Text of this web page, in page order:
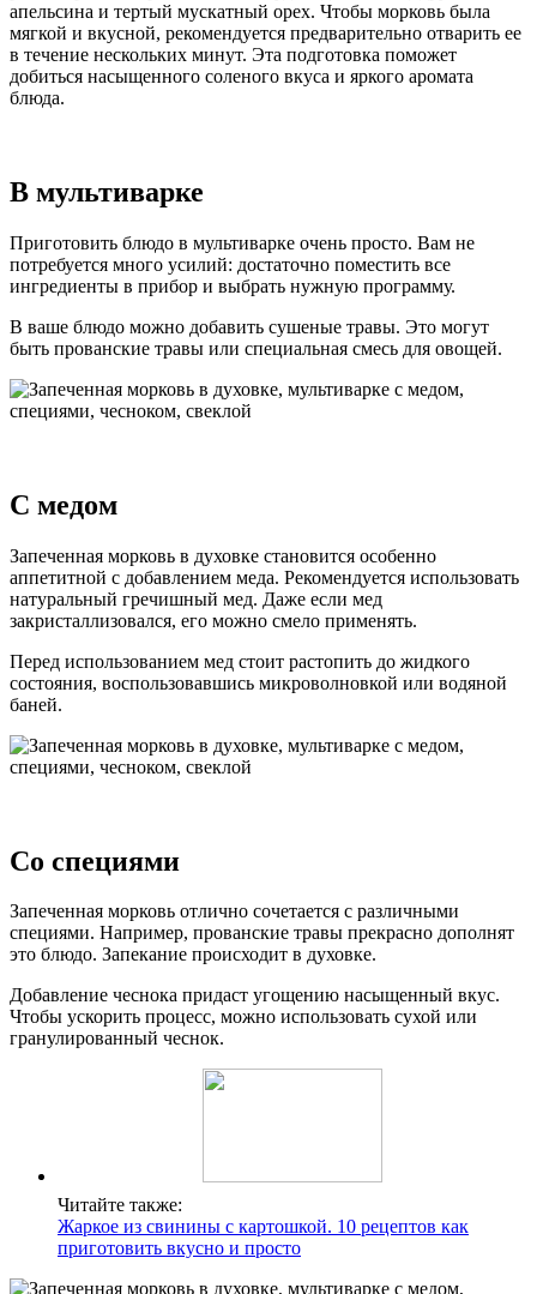
апельсина и тертый мускатный орех. Чтобы морковь была
мягкой и вкусной, рекомендуется предварительно отварить ее
в течение нескольких минут. Эта подготовка поможет
добиться насыщенного соленого вкуса и яркого аромата
блюда.
В мультиварке
Приготовить блюдо в мультиварке очень просто. Вам не
потребуется много усилий: достаточно поместить все
ингредиенты в прибор и выбрать нужную программу.
В ваше блюдо можно добавить сушеные травы. Это могут
быть прованские травы или специальная смесь для овощей.
С медом
Запеченная морковь в духовке становится особенно
аппетитной с добавлением меда. Рекомендуется использовать
натуральный гречишный мед. Даже если мед
закристаллизовался, его можно смело применять.
Перед использованием мед стоит растопить до жидкого
состояния, воспользовавшись микроволновкой или водяной
баней.
Со специями
Запеченная морковь отлично сочетается с различными
специями. Например, прованские травы прекрасно дополнят
это блюдо. Запекание происходит в духовке.
Добавление чеснока придаст угощению насыщенный вкус.
Чтобы ускорить процесс, можно использовать сухой или
гранулированный чеснок.
Читайте также:
Жаркое из свинины с картошкой. 10 рецептов как
приготовить вкусно и просто